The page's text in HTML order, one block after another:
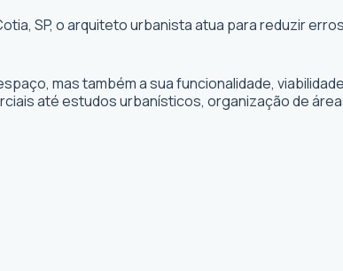
SP, o arquiteto urbanista atua para reduzir
mas também a sua funcionalidade,
até estudos urbanísticos, organização de